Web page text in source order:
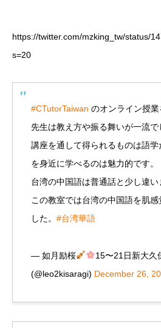
https://twitter.com/mzking_tw/status/
s=20
#CTutorTaiwan のオンライン授業
先生は教え方や振る舞いが一流で
講座を通して得られるものは語
を身近に学べるのは魅力的です。
台湾の中国語は普通話と少し違い
この教室では台湾の中国語を肌感
した。 #台湾華語
— 如月励桜
15〜21日新大久
(@leo2kisaragi) December 26,